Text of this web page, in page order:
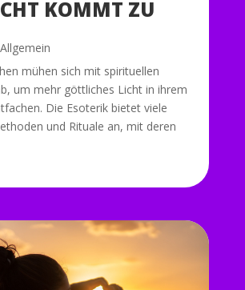
KOMMT ZU
Allgemein
mühen sich mit spirituellen
um mehr göttliches Licht in ihrem
Die Esoterik bietet viele
und Rituale an, mit deren